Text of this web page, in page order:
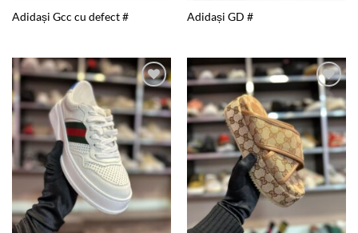
Adidași Gcc cu defect # Adidași GD #
Add to
wishlist
Add to
wishlist